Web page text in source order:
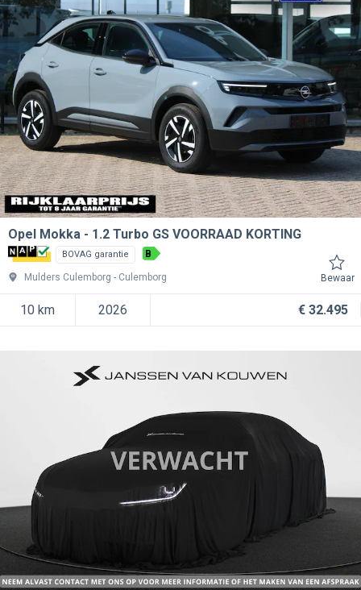
Opel Mokka 1.2 Turbo GS VOORRAAD KORTING
BOVAG garantie B
Mulders Culemborg Culemborg Bewaar
10 km 2026 € 32.495